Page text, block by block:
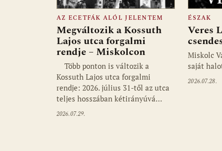
AZ ECETFÁK ALÓL JELENTEM
Megváltozik a Kossuth
Lajos utca forgalmi
rendje – Miskolcon
Több ponton is változik a
Kossuth Lajos utca forgalmi
rendje: 2026. július 31-től az utca
teljes hosszában kétirányúvá…
2026.07.29.
ÉSZAK
Veres
Miskolc
saját
2026.07.28.